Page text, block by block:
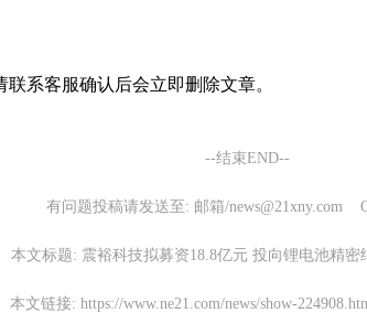
系客服确认后会立即删除文章。
--结束END--
有问题投稿请发送至: 邮箱/news@21xny.com
本文标题: 震裕科技拟募资18.8亿元 投向锂电池精密
本文链接: https://www.ne21.com/news/show-